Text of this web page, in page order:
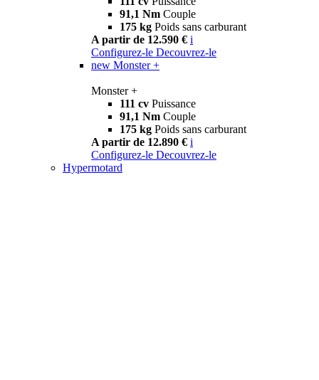
91,1 Nm Couple
175 kg Poids sans carburant
A partir de 12.590 € i
Configurez-le Decouvrez-le
new Monster +
Monster +
111 cv Puissance
91,1 Nm Couple
175 kg Poids sans carburant
A partir de 12.890 € i
Configurez-le Decouvrez-le
Hypermotard